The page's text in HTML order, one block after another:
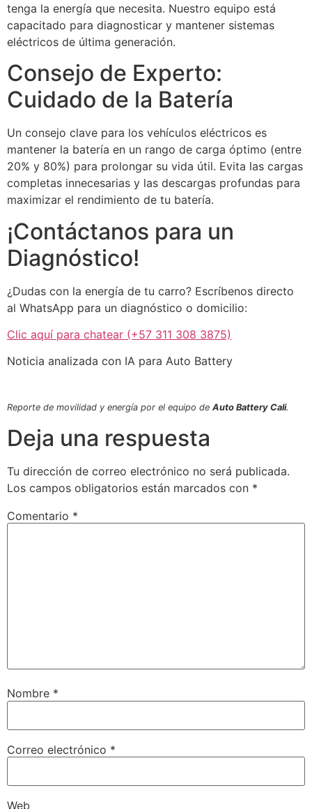
tenga la energía que necesita. Nuestro equipo está
capacitado para diagnosticar y mantener sistemas
eléctricos de última generación.
Consejo de Experto:
Cuidado de la Batería
Un consejo clave para los vehículos eléctricos es
mantener la batería en un rango de carga óptimo (entre
20% y 80%) para prolongar su vida útil. Evita las cargas
completas innecesarias y las descargas profundas para
maximizar el rendimiento de tu batería.
¡Contáctanos para un
Diagnóstico!
¿Dudas con la energía de tu carro? Escríbenos directo
al WhatsApp para un diagnóstico o domicilio:
Clic aquí para chatear (+57 311 308 3875)
Noticia analizada con IA para Auto Battery
Reporte de movilidad y energía por el equipo de Auto Battery Cali.
Deja una respuesta
Tu dirección de correo electrónico no será publicada.
Los campos obligatorios están marcados con *
Comentario *
Nombre *
Correo electrónico *
Web